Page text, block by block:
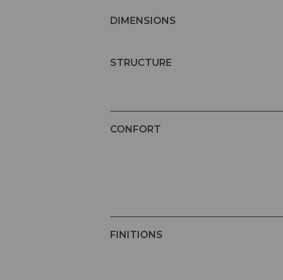
DIMENSIONS
STRUCTURE
CONFORT
FINITIONS